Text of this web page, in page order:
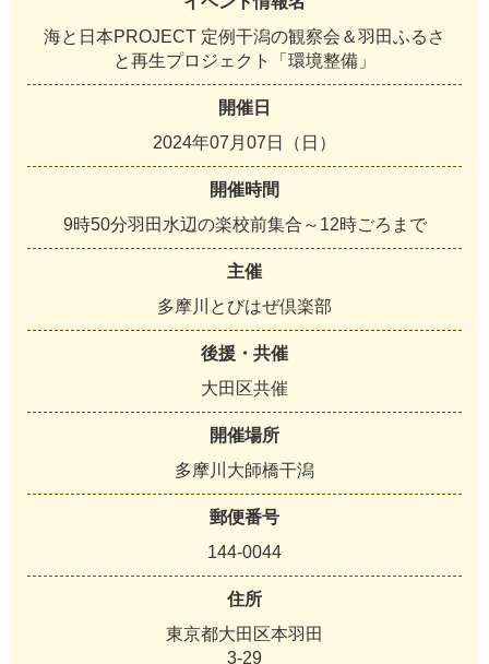
海と日本PROJECT 定例干潟の観察会＆羽田ふるさ
と再生プロジェクト「環境整備」
開催日
2024年07月07日（日）
開催時間
9時50分羽田水辺の楽校前集合～12時ごろまで
主催
多摩川とびはぜ倶楽部
後援・共催
大田区共催
開催場所
多摩川大師橋干潟
郵便番号
144-0044
住所
東京都大田区本羽田
3-29